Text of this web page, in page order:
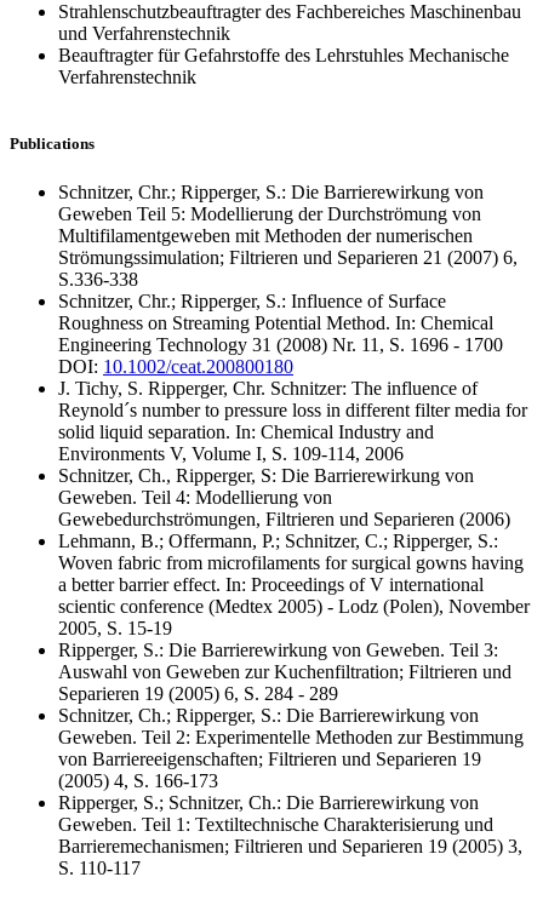
Strahlenschutzbeauftragter des Fachbereiches Maschinenbau
und Verfahrenstechnik
Beauftragter für Gefahrstoffe des Lehrstuhles Mechanische
Verfahrenstechnik
Publications
Schnitzer, Chr.; Ripperger, S.: Die Barrierewirkung von
Geweben Teil 5: Modellierung der Durchströmung von
Multifilamentgeweben mit Methoden der numerischen
Strömungssimulation; Filtrieren und Separieren 21 (2007) 6,
S.336-338
Schnitzer, Chr.; Ripperger, S.: Influence of Surface
Roughness on Streaming Potential Method. In: Chemical
Engineering Technology 31 (2008) Nr. 11, S. 1696 - 1700
DOI: 10.1002/ceat.200800180
J. Tichy, S. Ripperger, Chr. Schnitzer: The influence of
Reynold´s number to pressure loss in different filter media for
solid liquid separation. In: Chemical Industry and
Environments V, Volume I, S. 109-114, 2006
Schnitzer, Ch., Ripperger, S: Die Barrierewirkung von
Geweben. Teil 4: Modellierung von
Gewebedurchströmungen, Filtrieren und Separieren (2006)
Lehmann, B.; Offermann, P.; Schnitzer, C.; Ripperger, S.:
Woven fabric from microfilaments for surgical gowns having
a better barrier effect. In: Proceedings of V international
scientic conference (Medtex 2005) - Lodz (Polen), November
2005, S. 15-19
Ripperger, S.: Die Barrierewirkung von Geweben. Teil 3:
Auswahl von Geweben zur Kuchenfiltration; Filtrieren und
Separieren 19 (2005) 6, S. 284 - 289
Schnitzer, Ch.; Ripperger, S.: Die Barrierewirkung von
Geweben. Teil 2: Experimentelle Methoden zur Bestimmung
von Barriereeigenschaften; Filtrieren und Separieren 19
(2005) 4, S. 166-173
Ripperger, S.; Schnitzer, Ch.: Die Barrierewirkung von
Geweben. Teil 1: Textiltechnische Charakterisierung und
Barrieremechanismen; Filtrieren und Separieren 19 (2005) 3,
S. 110-117